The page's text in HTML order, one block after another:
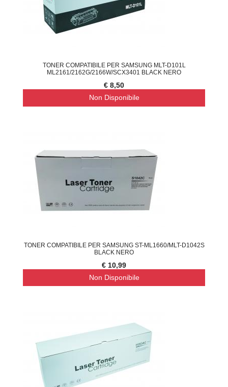
TONER COMPATIBILE PER SAMSUNG MLT-D101L
ML2161/2162G/2166W/SCX3401 BLACK NERO
€ 8,50
Non Disponibile
TONER COMPATIBILE PER SAMSUNG ST-ML1660/MLT-D1042S
BLACK NERO
€ 10,99
Non Disponibile